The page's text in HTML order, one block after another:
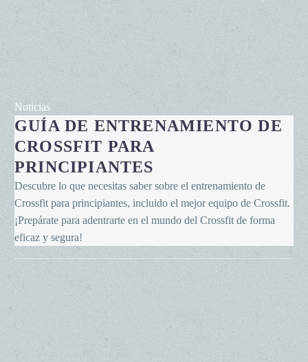
Guía
de
entrenamiento
Crossfit
para
principiantes
Noticias
GUÍA DE ENTRENAMIENTO DE
CROSSFIT PARA
PRINCIPIANTES
Descubre lo que necesitas saber sobre el entrenamiento de
Crossfit para principiantes, incluido el mejor equipo de Crossfit.
¡Prepárate para adentrarte en el mundo del Crossfit de forma
eficaz y segura!